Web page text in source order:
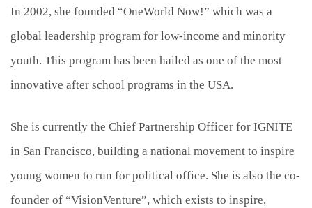
In 2002, she founded “OneWorld Now!” which was a
global leadership program for low-income and minority
youth. This program has been hailed as one of the most
innovative after school programs in the USA.
She is currently the Chief Partnership Officer for IGNITE
in San Francisco, building a national movement to inspire
young women to run for political office. She is also the co-
founder of “VisionVenture”, which exists to inspire,